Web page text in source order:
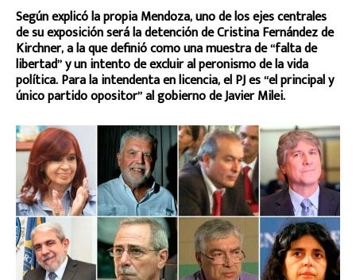
Según explicó la propia Mendoza, uno de los ejes centrales
de su exposición será la detención de Cristina Fernández de
Kirchner, a la que definió como una muestra de “falta de
libertad” y un intento de excluir al peronismo de la vida
política. Para la intendenta en licencia, el PJ es “el principal y
único partido opositor” al gobierno de Javier Milei.